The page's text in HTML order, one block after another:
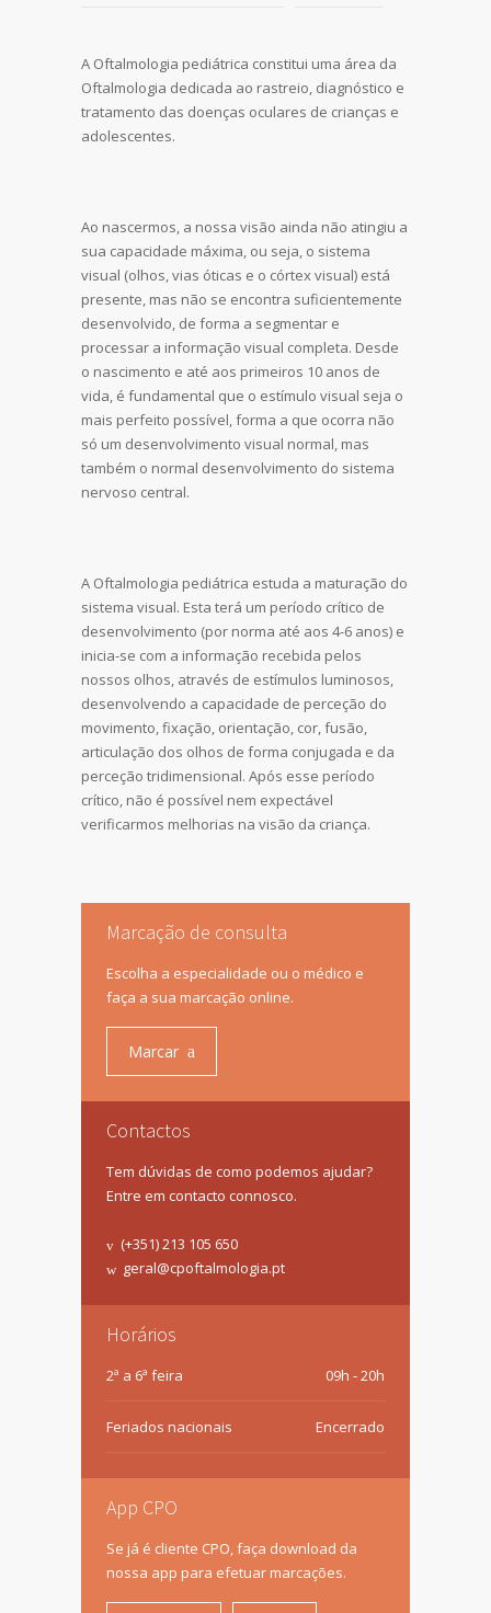
A Oftalmologia pediátrica constitui uma área da
Oftalmologia dedicada ao rastreio, diagnóstico e
tratamento das doenças oculares de crianças e
adolescentes.
Ao nascermos, a nossa visão ainda não atingiu a
sua capacidade máxima, ou seja, o sistema
visual (olhos, vias óticas e o córtex visual) está
presente, mas não se encontra suficientemente
desenvolvido, de forma a segmentar e
processar a informação visual completa. Desde
o nascimento e até aos primeiros 10 anos de
vida, é fundamental que o estímulo visual seja o
mais perfeito possível, forma a que ocorra não
só um desenvolvimento visual normal, mas
também o normal desenvolvimento do sistema
nervoso central.
A Oftalmologia pediátrica estuda a maturação do
sistema visual. Esta terá um período crítico de
desenvolvimento (por norma até aos 4-6 anos) e
inicia-se com a informação recebida pelos
nossos olhos, através de estímulos luminosos,
desenvolvendo a capacidade de perceção do
movimento, fixação, orientação, cor, fusão,
articulação dos olhos de forma conjugada e da
perceção tridimensional. Após esse período
crítico, não é possível nem expectável
verificarmos melhorias na visão da criança.
Marcação de consulta
Escolha a especialidade ou o médico e
faça a sua marcação online.
Marcar
Contactos
Tem dúvidas de como podemos ajudar?
Entre em contacto connosco.
(+351) 213 105 650
geral@cpoftalmologia.pt
Horários
2ª a 6ª feira 09h - 20h
Feriados nacionais Encerrado
App CPO
Se já é cliente CPO, faça download da
nossa app para efetuar marcações.